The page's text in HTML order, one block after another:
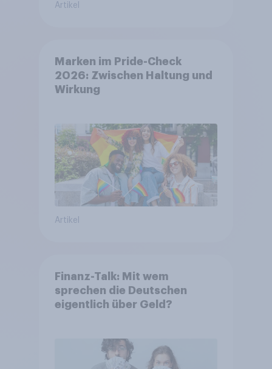
Artikel
Marken im Pride-Check
2026: Zwischen Haltung und
Wirkung
Artikel
Finanz-Talk: Mit wem
sprechen die Deutschen
eigentlich über Geld?